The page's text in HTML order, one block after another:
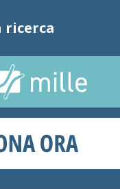
ricerca